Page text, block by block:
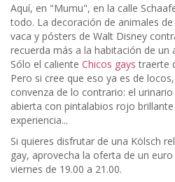
Aquí, en "Mumu", en la calle
todo. La decoración de animales
vaca y pósters de Walt Disney
recuerda más a la habitación de un
Sólo el caliente Chicos gays traerte
Pero si cree que eso ya es de
convenza de lo contrario: el
abierta con pintalabios rojo
experiencia...
Si quieres disfrutar de una Kölsch
gay, aprovecha la oferta de un
viernes de 19.00 a 21.00.